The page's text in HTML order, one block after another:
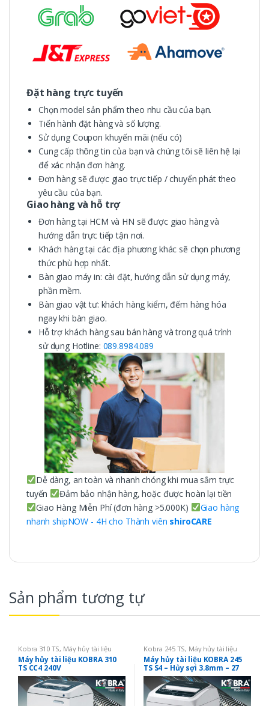
Đặt hàng trực tuyến
Chọn model sản phẩm theo nhu cầu của bạn.
Tiến hành đặt hàng và số lượng.
Sử dụng Coupon khuyến mãi (nếu có)
Cung cấp thông tin của bạn và chúng tôi sẽ liên hệ lại
để xác nhận đơn hàng.
Đơn hàng sẽ được giao trực tiếp / chuyển phát theo
yêu cầu của bạn.
Giao hàng và hỗ trợ
Đơn hàng tại HCM và HN sẽ được giao hàng và
hướng dẫn trực tiếp tận nơi.
Khách hàng tại các địa phương khác sẽ chọn phương
thức phù hợp nhất.
Bàn giao máy in: cài đặt, hướng dẫn sử dụng máy,
phần mềm.
Bàn giao vật tư: khách hàng kiểm, đếm hàng hóa
ngay khi bàn giao.
Hỗ trợ khách hàng sau bán hàng và trong quá trình
sử dụng Hotline: 089.8984.089
Dễ dàng, an toàn và nhanh chóng khi mua sắm trực
tuyến
Đảm bảo nhận hàng, hoặc được hoàn lại tiền
Giao Hàng Miễn Phí (đơn hàng >5.000K)
Giao hàng
nhanh shipNOW - 4H cho Thành viên shiroCARE
Sản phẩm tương tự
Kobra 310 TS, Máy hủy tài liệu
Máy hủy tài liệu KOBRA 310
TS CC4 240V
Kobra 245 TS, Máy hủy tài liệu
Máy hủy tài liệu KOBRA 245
TS S4 – Hủy sợi 3.8mm – 27
tờ/lần – Khổ giấy A4 – Liên
tục 24h